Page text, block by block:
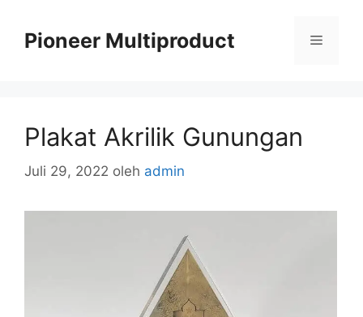
Pioneer Multiproduct Menu
Plakat Akrilik Gunungan
Juli 29, 2022 oleh admin